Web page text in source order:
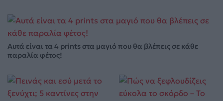
Αυτά είναι τα 4 prints στα μαγιό που θα βλέπεις σε κάθε
παραλία φέτος!